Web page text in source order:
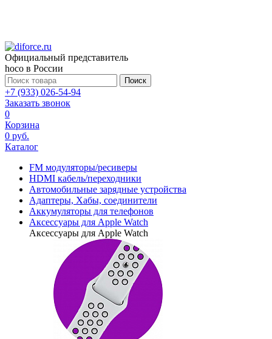
Официальный представитель
hoco в России
Поиск
+7 (933) 026-54-94
Заказать звонок
0
Корзина
0 руб.
Каталог
FM модуляторы/ресиверы
HDMI кабель/переходники
Автомобильные зарядные устройства
Адаптеры, Хабы, соединители
Аккумуляторы для телефонов
Аксессуары для Apple Watch
Аксессуары для Apple Watch